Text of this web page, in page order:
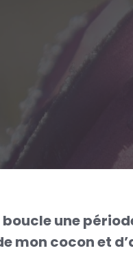
boucle une
mon cocon et